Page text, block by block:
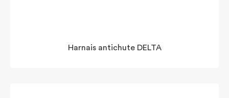
Harnais antichute DELTA